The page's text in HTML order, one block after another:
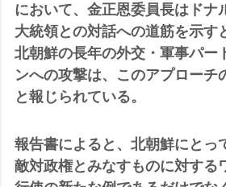
において、金正恩委員長はドナ
大統領との対話への道筋を示す
北朝鮮の長年の外交・軍事パー
ンへの攻撃は、このアプローチ
と報じられている。
報告書によると、北朝鮮にとっ
敵対政権とみなすものに対する